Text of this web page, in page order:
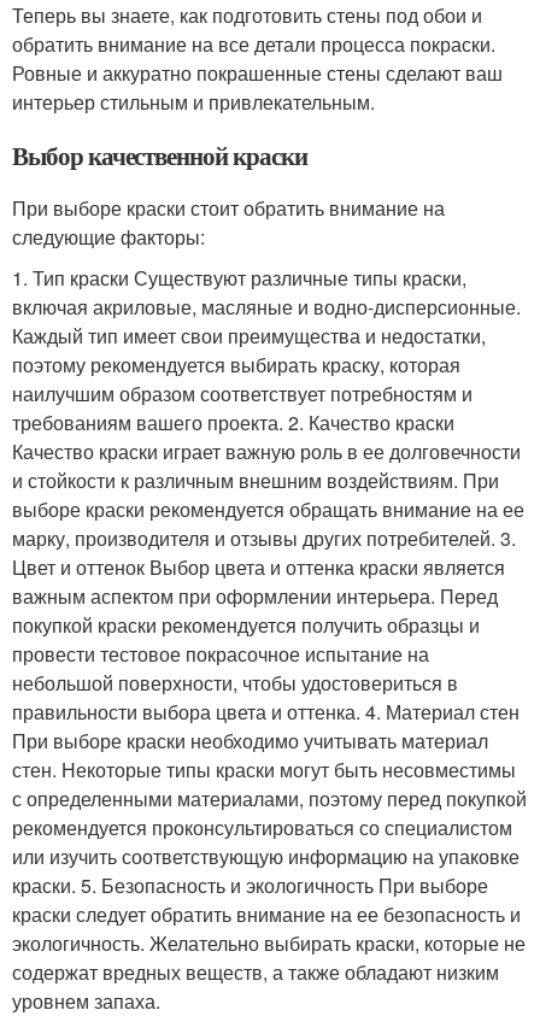
Теперь вы знаете, как подготовить стены под обои и
обратить внимание на все детали процесса покраски.
Ровные и аккуратно покрашенные стены сделают ваш
интерьер стильным и привлекательным.
Выбор качественной краски
При выборе краски стоит обратить внимание на
следующие факторы:
1. Тип краски Существуют различные типы краски,
включая акриловые, масляные и водно-дисперсионные.
Каждый тип имеет свои преимущества и недостатки,
поэтому рекомендуется выбирать краску, которая
наилучшим образом соответствует потребностям и
требованиям вашего проекта. 2. Качество краски
Качество краски играет важную роль в ее долговечности
и стойкости к различным внешним воздействиям. При
выборе краски рекомендуется обращать внимание на ее
марку, производителя и отзывы других потребителей. 3.
Цвет и оттенок Выбор цвета и оттенка краски является
важным аспектом при оформлении интерьера. Перед
покупкой краски рекомендуется получить образцы и
провести тестовое покрасочное испытание на
небольшой поверхности, чтобы удостовериться в
правильности выбора цвета и оттенка. 4. Материал стен
При выборе краски необходимо учитывать материал
стен. Некоторые типы краски могут быть несовместимы
с определенными материалами, поэтому перед покупкой
рекомендуется проконсультироваться со специалистом
или изучить соответствующую информацию на упаковке
краски. 5. Безопасность и экологичность При выборе
краски следует обратить внимание на ее безопасность и
экологичность. Желательно выбирать краски, которые не
содержат вредных веществ, а также обладают низким
уровнем запаха.